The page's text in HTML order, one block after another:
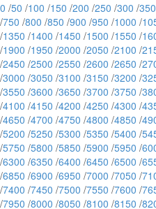
0 /50 /100 /150 /200 /250 /300 /350
/750 /800 /850 /900 /950 /1000 /
/1350 /1400 /1450 /1500 /1550 /
/1900 /1950 /2000 /2050 /2100 /
/2450 /2500 /2550 /2600 /2650 /
/3000 /3050 /3100 /3150 /3200 /
/3550 /3600 /3650 /3700 /3750 /
/4100 /4150 /4200 /4250 /4300 /
/4650 /4700 /4750 /4800 /4850 /
/5200 /5250 /5300 /5350 /5400 /
/5750 /5800 /5850 /5900 /5950 /
/6300 /6350 /6400 /6450 /6500 /
/6850 /6900 /6950 /7000 /7050 /
/7400 /7450 /7500 /7550 /7600 /
/7950 /8000 /8050 /8100 /8150 /